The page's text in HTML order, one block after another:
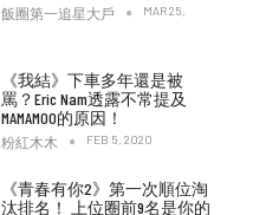
飯圈第一追星大戶
MAR 25,
《我結》下車多年還是被
罵？Eric Nam透露不常提及
MAMAMOO的原因！
粉紅木木 FEB 5, 2020
《青春有你2》第一次順位淘
汰排名！ 上位圈前9名是你的